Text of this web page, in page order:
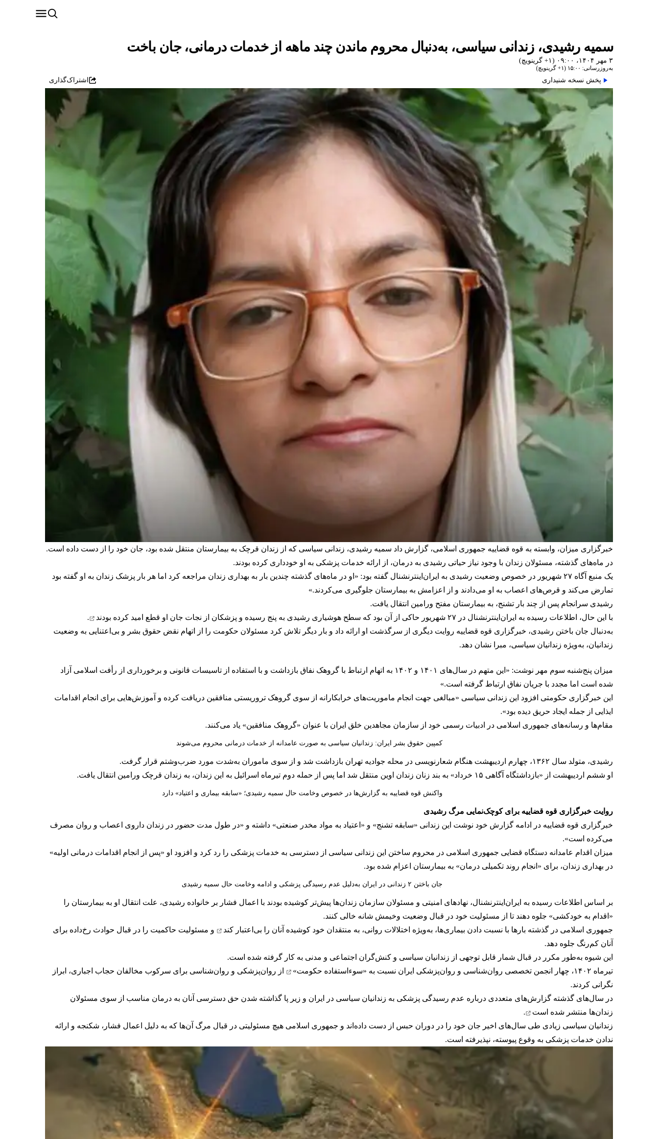
سمیه رشیدی، زندانی سیاسی، به‌دنبال محروم ماندن چند ماهه از خدمات درمانی، جان باخت
۳ مهر ۱۴۰۴، ۰۹:۰۰ (‎+۱ گرینویچ)
به‌روزرسانی: ۱۵:۰۰ (‎+۱ گرینویچ)
پخش نسخه شنیداری اشتراک‌گذاری
خبرگزاری میزان، وابسته به قوه قضاییه جمهوری اسلامی، گزارش داد سمیه رشیدی، زندانی سیاسی که از زندان قرچک به بیمارستان منتقل شده بود، جان خود را از دست داده است.
در ماه‌های گذشته، مسئولان زندان با وجود نیاز حیاتی رشیدی به درمان، از ارائه خدمات پزشکی به او خودداری کرده بودند.
یک منبع آگاه ۲۷ شهریور در خصوص وضعیت رشیدی به ایران‌اینترنشنال گفته بود: «او در ماه‌های گذشته چندین‌ بار به بهداری زندان مراجعه کرد اما هر بار پزشک زندان به او گفته بود
تمارض می‌کند و قرص‌های اعصاب به او می‌دادند و از اعزامش به بیمارستان جلوگیری می‌کردند.»
رشیدی سرانجام پس از چند بار تشنج، به بیمارستان مفتح ورامین انتقال یافت.
با این حال، اطلاعات رسیده به ایران‌اینترنشنال در ۲۷ شهریور حاکی از آن بود که سطح هوشیاری رشیدی به پنج رسیده و پزشکان از نجات جان او
قطع امید کرده‌‌ بودند
.
به‌دنبال جان باختن رشیدی، خبرگزاری قوه قضاییه روایت دیگری از سرگذشت او ارائه داد و بار دیگر تلاش کرد مسئولان حکومت را از اتهام نقض حقوق بشر و بی‌اعتنایی به وضعیت
زندانیان، به‌ویژه زندانیان سیاسی، مبرا نشان دهد.
میزان پنج‌شنبه سوم مهر نوشت: «این متهم در سال‌های ۱۴۰۱ و ۱۴۰۲ به اتهام ارتباط با گروهک نفاق بازداشت و با استفاده از تاسیسات قانونی و برخورداری از رأفت اسلامی آزاد
شده است اما مجدد با جریان نفاق ارتباط گرفته است.»
این خبرگزاری حکومتی افزود این زندانی سیاسی «مبالغی جهت انجام ماموریت‌های خرابکارانه از سوی گروهک تروریستی منافقین دریافت کرده و آموزش‌هایی برای انجام اقدامات
ایذایی از جمله ایجاد حریق دیده بود».
مقام‌ها و رسانه‌های جمهوری اسلامی در ادبیات رسمی خود از سازمان مجاهدین خلق ایران با عنوان «گروهک منافقین» یاد می‌کنند.
کمپین حقوق بشر ایران: زندانیان سیاسی به صورت عامدانه از خدمات درمانی محروم می‌شوند
رشیدی، متولد سال ۱۳۶۲، چهارم اردیبهشت هنگام شعارنویسی در محله جوادیه تهران بازداشت شد و از سوی ماموران به‌شدت مورد ضرب‌وشتم قرار گرفت.
او ششم اردیبهشت از «بازداشتگاه آگاهی ۱۵ خرداد» به بند زنان زندان اوین منتقل شد اما پس از حمله دوم تیرماه اسرائیل به این زندان، به زندان قرچک ورامین انتقال یافت.
واکنش قوه قضاییه به گزارش‌ها در خصوص وخامت حال سمیه رشیدی؛ «سابقه بیماری و اعتیاد» دارد
روایت خبرگزاری قوه قضاییه برای کوچک‌نمایی مرگ رشیدی
خبرگزاری قوه قضاییه در ادامه گزارش خود نوشت این زندانی «سابقه تشنج» و «اعتیاد به مواد مخدر صنعتی» داشته و «در طول مدت حضور در زندان داروی اعصاب و روان مصرف
می‌کرده است».
میزان اقدام عامدانه دستگاه قضایی جمهوری اسلامی در محروم ساختن این زندانی سیاسی از دسترسی به خدمات پزشکی را رد کرد و افزود او «پس از انجام اقدامات درمانی اولیه»
در بهداری زندان، برای «انجام روند تکمیلی درمان» به بیمارستان اعزام شده بود.
جان‌ باختن ۲ زندانی در ایران به‌دلیل عدم رسیدگی پزشکی و ادامه وخامت حال سمیه رشیدی
بر اساس اطلاعات رسیده به ایران‌اینترنشنال، نهادهای امنیتی و مسئولان سازمان زندان‌ها پیش‌تر کوشیده بودند با اعمال فشار بر خانواده رشیدی، علت انتقال او به بیمارستان را
«اقدام به خودکشی» جلوه دهند تا از مسئولیت خود در قبال وضعیت وخیمش شانه خالی کنند.
جمهوری اسلامی در گذشته بارها با نسبت‌ دادن بیماری‌ها، به‌ویژه اختلالات روانی، به منتقدان خود کوشیده آنان را بی‌اعتبار کند
و مسئولیت حاکمیت را در قبال حوادث رخ‌داده برای
آنان کم‌رنگ جلوه دهد.
این شیوه به‌طور مکرر در قبال شمار قابل‌ توجهی از زندانیان سیاسی و کنش‌گران اجتماعی و مدنی به کار گرفته شده است.
تیرماه ۱۴۰۲، چهار انجمن تخصصی روان‌شناسی و روان‌پزشکی ایران نسبت به
«سوء‌استفاده حکومت»
از روان‌پزشکی و روان‌شناسی برای سرکوب مخالفان حجاب اجباری، ابراز
نگرانی کردند.
در سال‌های گذشته گزارش‌های متعددی درباره عدم رسیدگی پزشکی به زندانیان سیاسی در ایران و زیر پا گذاشته شدن حق دسترسی آنان به درمان مناسب از سوی مسئولان
زندان‌ها منتشر شده است
.
زندانیان سیاسی زیادی طی سال‌های اخیر جان خود را در دوران حبس از دست داده‌اند و جمهوری اسلامی هیچ مسئولیتی در قبال مرگ آن‌ها که به دلیل اعمال فشار، شکنجه و ارائه
ندادن خدمات پزشکی به وقوع پیوسته، نپذیرفته است.